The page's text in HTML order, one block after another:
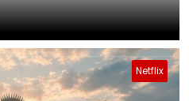
Netflix